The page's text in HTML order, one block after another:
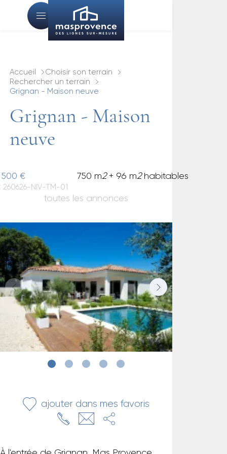
Accueil
Choisir son terrain
Rechercher un terrain
Grignan - Maison neuve
Grignan - Maison
neuve
500 € 750 m2+ 96 m2habitables
260626-NIV-TM-01
toutes les annonces
ajouter dans mes favoris